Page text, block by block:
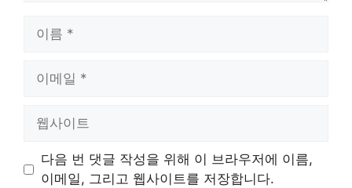
트
다음 번 댓글 작성을 위해 이 브라우저에 이름,
이메일, 그리고 웹사이트를 저장합니다.